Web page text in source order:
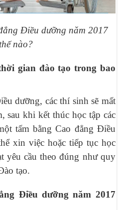
Điều dưỡng năm 2017
nào?
gian đào tạo trong bao
dưỡng, các thí sinh sẽ mất
sau khi kết thúc học tập các
tấm bằng Cao đẳng Điều
xin việc hoặc tiếp tục học
yêu cầu theo đúng như quy
tạo.
Điều dưỡng năm 2017